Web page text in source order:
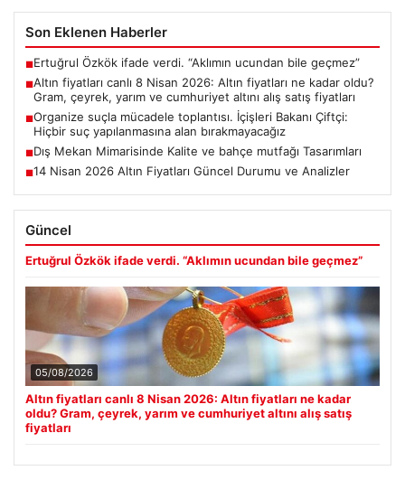
Son Eklenen Haberler
■Ertuğrul Özkök ifade verdi. “Aklımın ucundan bile geçmez”
■Altın fiyatları canlı 8 Nisan 2026: Altın fiyatları ne kadar oldu?
Gram, çeyrek, yarım ve cumhuriyet altını alış satış fiyatları
■Organize suçla mücadele toplantısı. İçişleri Bakanı Çiftçi:
Hiçbir suç yapılanmasına alan bırakmayacağız
■Dış Mekan Mimarisinde Kalite ve bahçe mutfağı Tasarımları
■14 Nisan 2026 Altın Fiyatları Güncel Durumu ve Analizler
Güncel
Ertuğrul Özkök ifade verdi. “Aklımın ucundan bile geçmez”
05/08/2026
Altın fiyatları canlı 8 Nisan 2026: Altın fiyatları ne kadar
oldu? Gram, çeyrek, yarım ve cumhuriyet altını alış satış
fiyatları